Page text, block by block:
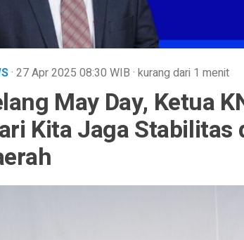
· 27 Apr 2025 08:30 WIB · kurang dari 1 menit
May Day, Ketua
Kita Jaga Stabilitas